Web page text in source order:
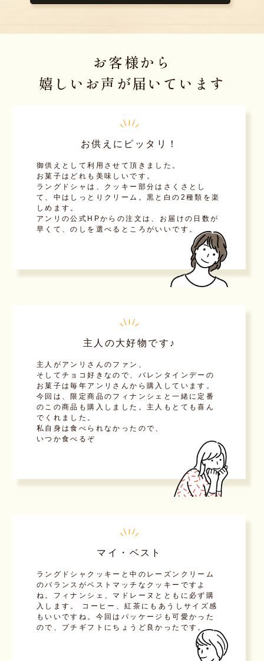
お客様から
嬉しいお声が届いています
お供えにピッタリ！
御供えとして利用させて頂きました。
お菓子はどれも美味しいです。
ラングドシャは、クッキー部分はさくさとし
て、中はしっとりクリーム。黒と白の2種類を楽
しめます。
アンリの公式HPからの注文は、お届けの日数が
早くて、のしを選べるところがいいです。
主人の大好物です♪
主人がアンリさんのファン、
そしてチョコ好きなので、バレンタインデーの
お菓子は毎年アンリさんから購入しています。
今回は、限定商品のフィナンシェと一緒に定番
のこの商品も購入しました。主人もとても喜ん
でくれました。
私自身は食べられなかったので、
いつか食べるぞ
マイ・ベスト
ラングドシャクッキーと中のレーズンクリーム
のバランスがベストマッチなクッキーですよ
ね。フィナンシェ、マドレーヌとともに必ず購
入します。 コーヒー、紅茶にもあうしサイズ感
もいいですね。今回はパッケージも可愛かった
ので、プチギフトにちょうど良かったです。